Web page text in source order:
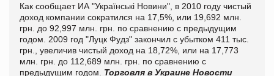
Как сообщает ИА "Українські Новини", в 2010 году чистый
доход компании сократился на 17,5%, или 19,692 млн.
грн. до 92,997 млн. грн. по сравнению с предыдущим
годом. 2009 год "Луцк Фудз" закончил с убытком 411 тыс.
грн., увеличив чистый доход на 18,72%, или на 17,773
млн. грн. до 112,689 млн. грн. по сравнению с
предыдущим годом. Торговля в Украине Новости